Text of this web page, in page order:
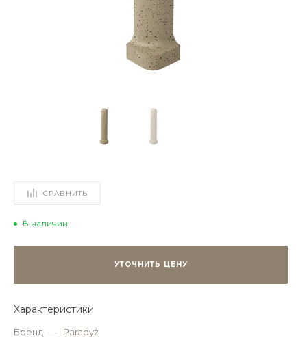
СРАВНИТЬ
В наличии
УТОЧНИТЬ ЦЕНУ
Характеристики
Бренд — Paradyż